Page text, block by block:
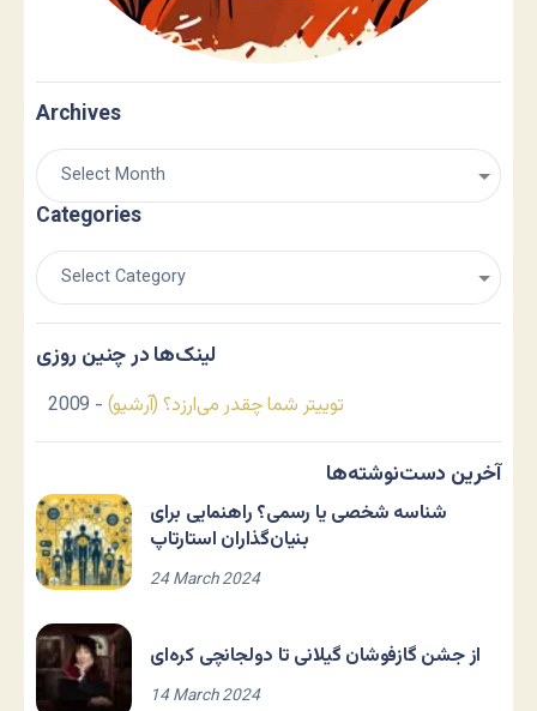
Archives
Categories
لینک‌ها در چنین روزی
توییتر شما چقدر می‌ارزد؟ (آرشیو) - 2009
آخرین دست‌نوشته‌ها
شناسه شخصی یا رسمی؟ راهنمایی برای
بنیان‌گذاران استارتاپ
24 March 2024
از جشن گازفوشان گیلانی تا دولجانچی کره‌ای
14 March 2024